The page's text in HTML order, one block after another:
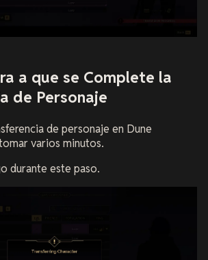
a que se Complete la
de Personaje
de personaje en Dune
varios minutos.
durante este paso.